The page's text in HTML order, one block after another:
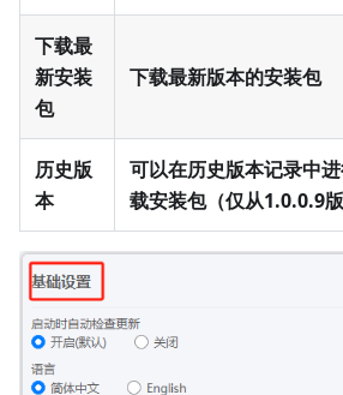
下载最
新安装
包
下载最新版本的安装包
历史版
本
可以在历史版本记录中
载安装包（仅从1.0.0.9版